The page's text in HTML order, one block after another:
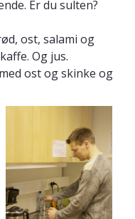
Er du sulten?
ost, salami og
Og jus.
ost og skinke og